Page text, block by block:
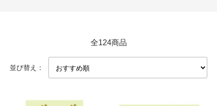
全124商品
並び替え：